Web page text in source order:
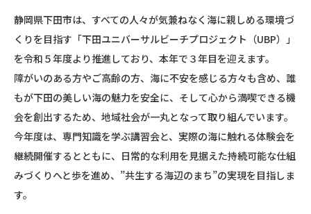
静岡県下田市は、すべての人々が気兼ねなく海に親しめる環境づ
くりを目指す「下田ユニバーサルビーチプロジェクト（UBP）」
を令和５年度より推進しており、本年で３年目を迎えます。
障がいのある方やご高齢の方、海に不安を感じる方々も含め、誰
もが下田の美しい海の魅力を安全に、そして心から満喫できる機
会を創出するため、地域社会が一丸となって取り組んでいます。
今年度は、専門知識を学ぶ講習会と、実際の海に触れる体験会を
継続開催するとともに、日常的な利用を見据えた持続可能な仕組
みづくりへと歩を進め、”共生する海辺のまち”の実現を目指しま
す。